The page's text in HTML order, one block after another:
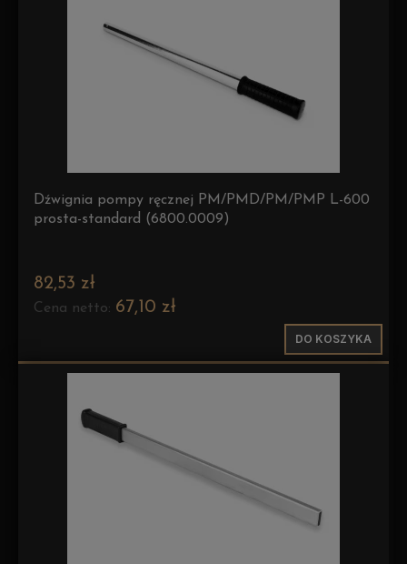
Dźwignia pompy ręcznej PM/PMD/PM/PMP L-600
prosta-standard (6800.0009)
82,53 zł
Cena netto: 67,10 zł
DO KOSZYKA